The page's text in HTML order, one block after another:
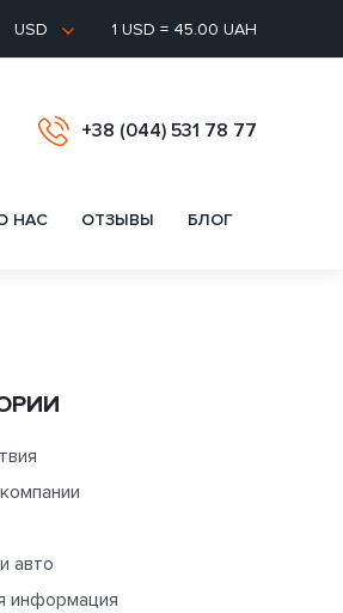
USD 1 USD = 45.00 UAH
+38 (044) 531 78 77
НАС ОТЗЫВЫ БЛОГ
авто
информация